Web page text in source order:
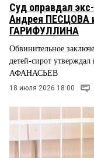
Суд оправдал
Андрея ПЕСЦОВА
ГАРИФУЛЛИНА
Обвинительное
детей-сирот
АФАНАСЬЕВ
18 июля 2026 18:00